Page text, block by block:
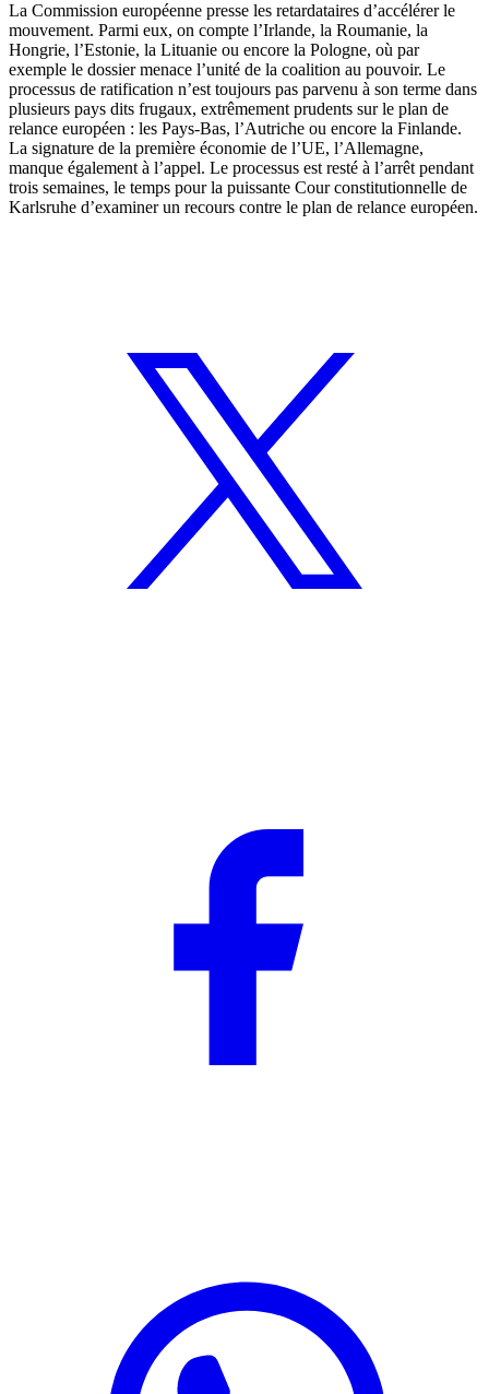
La Commission européenne presse les retardataires d’accélérer le
mouvement. Parmi eux, on compte l’Irlande, la Roumanie, la
Hongrie, l’Estonie, la Lituanie ou encore la Pologne, où par
exemple le dossier menace l’unité de la coalition au pouvoir. Le
processus de ratification n’est toujours pas parvenu à son terme dans
plusieurs pays dits frugaux, extrêmement prudents sur le plan de
relance européen : les Pays-Bas, l’Autriche ou encore la Finlande.
La signature de la première économie de l’UE, l’Allemagne,
manque également à l’appel. Le processus est resté à l’arrêt pendant
trois semaines, le temps pour la puissante Cour constitutionnelle de
Karlsruhe d’examiner un recours contre le plan de relance européen.